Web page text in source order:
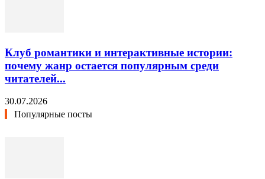
Клуб романтики и интерактивные истории:
почему жанр остается популярным среди
читателей...
30.07.2026
Популярные посты